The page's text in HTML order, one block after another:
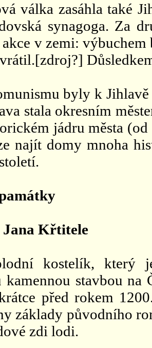
válka zasáhla také
synagoga. Za
v zemi:
byly k
stala okresním
jádru města
najít domy mnoha
Jana Křtitele
kostelík, který
kamennou stavbou na
před rokem
základy původního
zdi lodi.